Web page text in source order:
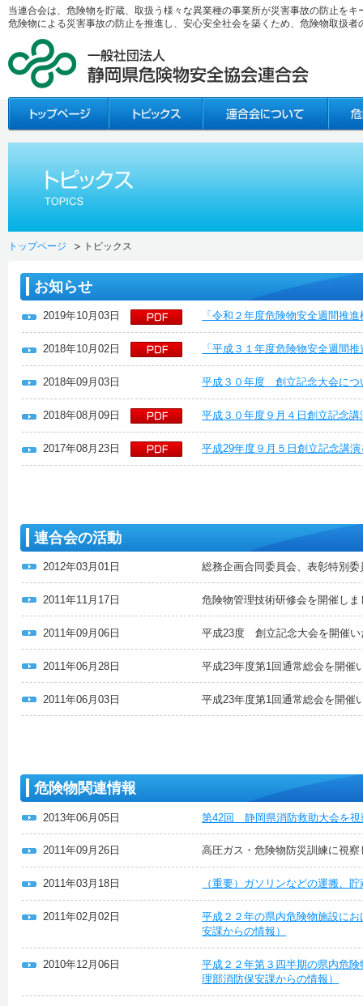
当連合会は、危険物を貯蔵、取扱う様々な異業種の事業所が災害事故の防止を
危険物による災害事故の防止を推進し、安心安全社会を築くため、危険物取扱
トップページ トピックス
お知らせ
2019年10月03日 「令和２年度危険物安全週間推
2018年10月02日 「平成３１年度危険物安全週間
2018年09月03日 平成３０年度 創立記念大会につ
2018年08月09日 平成３０年度９月４日創立記念
2017年08月23日 平成29年度９月５日創立記念講
連合会の活動
2012年03月01日 総務企画合同委員会、表彰特別
2011年11月17日 危険物管理技術研修会を開催しま
2011年09月06日 平成23度 創立記念大会を開催い
2011年06月28日 平成23年度第1回通常総会を開催
2011年06月03日 平成23年度第1回通常総会を開催
危険物関連情報
2013年06月05日 第42回 静岡県消防救助大会を視
2011年09月26日 高圧ガス・危険物防災訓練に視察
2011年03月18日 （重要）ガソリンなどの運搬、
2011年02月02日
平成２２年の県内危険物施設に
安課からの情報）
2010年12月06日
平成２２年第３四半期の県内危
理部消防保安課からの情報）